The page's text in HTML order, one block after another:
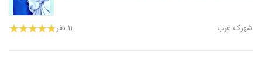
شهرک غرب ۱۱ نفر